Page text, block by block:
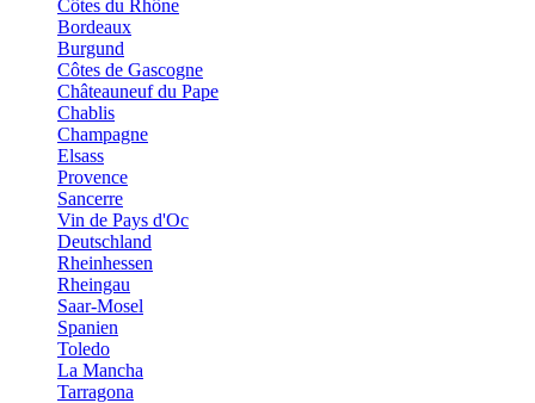
Côtes du Rhône
Bordeaux
Burgund
Côtes de Gascogne
Châteauneuf du Pape
Chablis
Champagne
Elsass
Provence
Sancerre
Vin de Pays d'Oc
Deutschland
Rheinhessen
Rheingau
Saar-Mosel
Spanien
Toledo
La Mancha
Tarragona